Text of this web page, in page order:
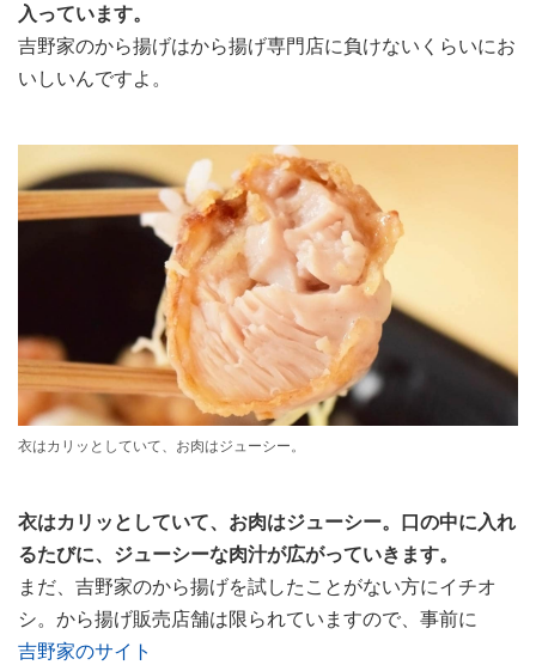
入っています。
吉野家のから揚げはから揚げ専門店に負けないくらいにお
いしいんですよ。
衣はカリッとしていて、お肉はジューシー。
衣はカリッとしていて、お肉はジューシー。口の中に入れ
るたびに、ジューシーな肉汁が広がっていきます。
まだ、吉野家のから揚げを試したことがない方にイチオ
シ。から揚げ販売店舗は限られていますので、事前に
吉野家のサイト